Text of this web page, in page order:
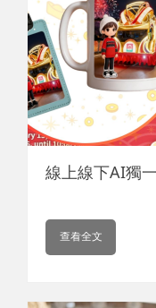
線上線下AI獨
查看全文